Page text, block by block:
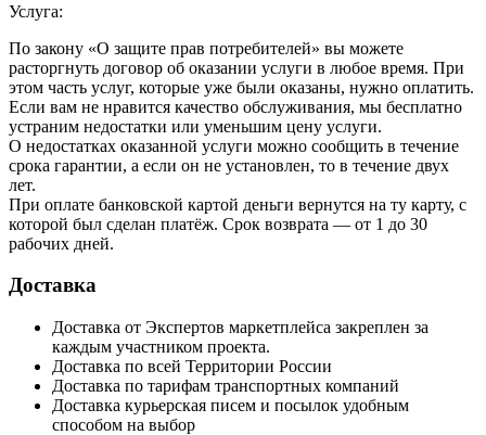
Услуга:
По закону «О защите прав потребителей» вы можете
расторгнуть договор об оказании услуги в любое время. При
этом часть услуг, которые уже были оказаны, нужно оплатить.
Если вам не нравится качество обслуживания, мы бесплатно
устраним недостатки или уменьшим цену услуги.
О недостатках оказанной услуги можно сообщить в течение
срока гарантии, а если он не установлен, то в течение двух
лет.
При оплате банковской картой деньги вернутся на ту карту, с
которой был сделан платёж. Срок возврата — от 1 до 30
рабочих дней.
Доставка
Доставка от Экспертов маркетплейса закреплен за
каждым участником проекта.
Доставка по всей Территории России
Доставка по тарифам транспортных компаний
Доставка курьерская писем и посылок удобным
способом на выбор